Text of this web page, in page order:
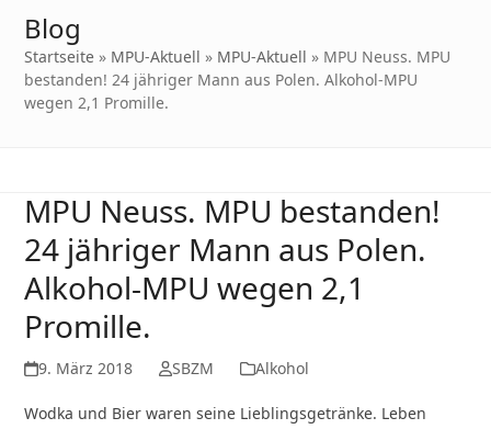
Blog
Startseite » MPU-Aktuell » MPU-Aktuell » MPU Neuss. MPU
bestanden! 24 jähriger Mann aus Polen. Alkohol-MPU
wegen 2,1 Promille.
MPU Neuss. MPU bestanden!
24 jähriger Mann aus Polen.
Alkohol-MPU wegen 2,1
Promille.
9. März 2018 SBZM Alkohol
Wodka und Bier waren seine Lieblingsgetränke. Leben